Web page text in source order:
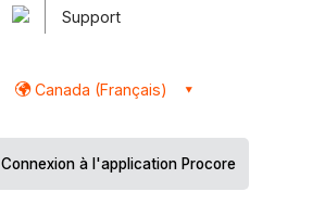
Support
Canada (Français)
Connexion à l'application Procore